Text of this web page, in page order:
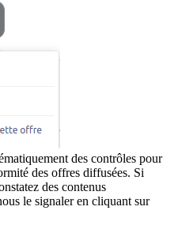
des contrôles pour
des offres diffusées. Si
des contenus
le signaler en cliquant sur